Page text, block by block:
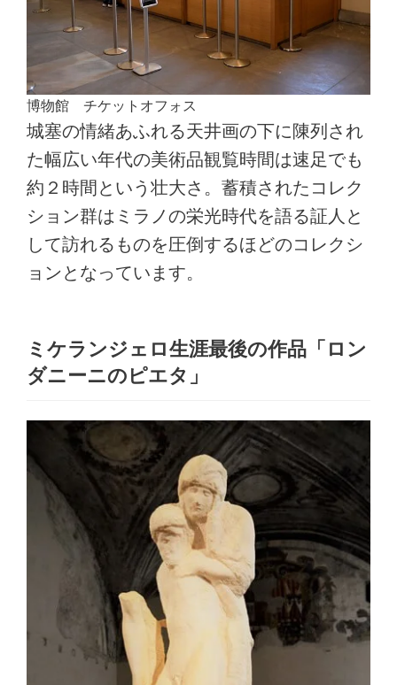
博物館 チケットオフォス
城塞の情緒あふれる天井画の下に陳列され
た幅広い年代の美術品観覧時間は速足でも
約２時間という壮大さ。蓄積されたコレク
ション群はミラノの栄光時代を語る証人と
して訪れるものを圧倒するほどのコレクシ
ョンとなっています。
ミケランジェロ生涯最後の作品「ロン
ダニーニのピエタ」